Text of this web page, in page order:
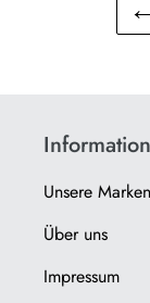
Unsere Marken
Über uns
Impressum